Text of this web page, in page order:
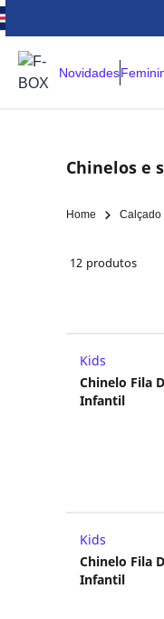
Novidades
Chinelos e
Home Calçado
12 produtos
Kids
Chinelo Fila
Infantil
Kids
Chinelo Fila
Infantil